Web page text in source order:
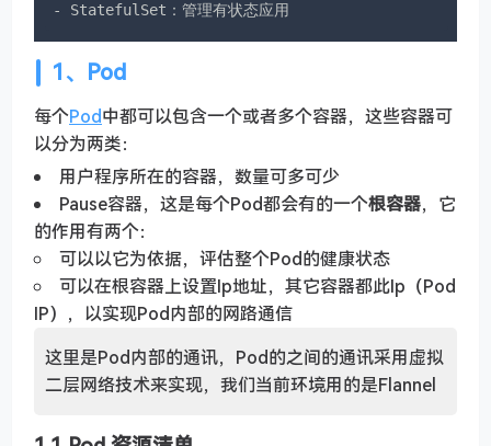
- StatefulSet：管理有状态应用
1、Pod
每个Pod中都可以包含一个或者多个容器，这些容器可
以分为两类：
用户程序所在的容器，数量可多可少
Pause容器，这是每个Pod都会有的一个根容器，它
的作用有两个：
可以以它为依据，评估整个Pod的健康状态
可以在根容器上设置Ip地址，其它容器都此Ip（Pod
IP），以实现Pod内部的网路通信
这里是Pod内部的通讯，Pod的之间的通讯采用虚拟
二层网络技术来实现，我们当前环境用的是Flannel